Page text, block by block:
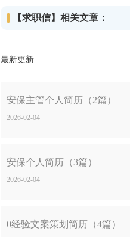
【求职信】相关文章：
最新更新
安保主管个人简历（2篇）
2026-02-04
安保个人简历（3篇）
2026-02-04
0经验文案策划简历（4篇）